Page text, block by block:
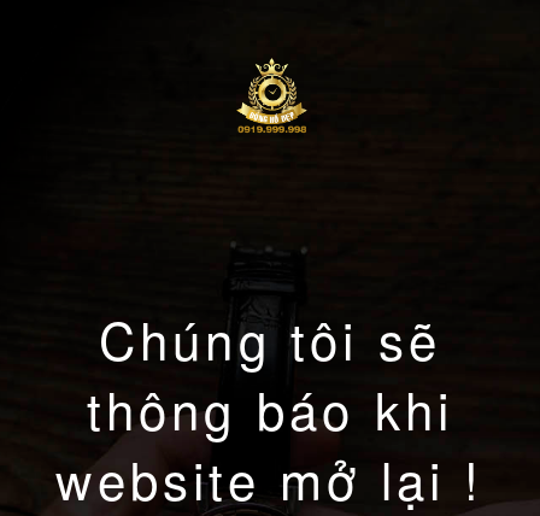
Chúng tôi sẽ
thông báo khi
website mở lại !